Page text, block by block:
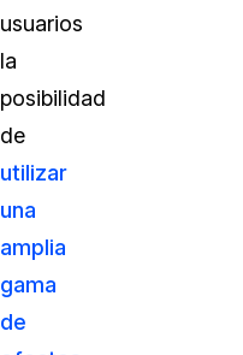
usuarios
la
posibilidad
de
utilizar
una
amplia
gama
de